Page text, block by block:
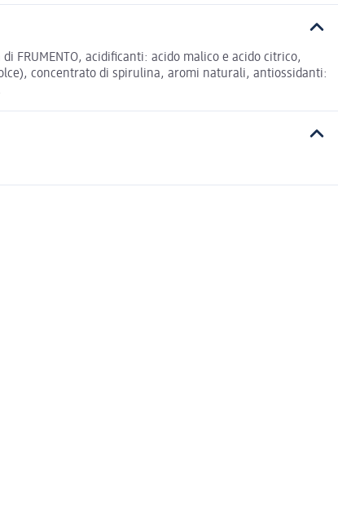
acidificanti: acido malico e acido citrico,
concentrato di spirulina, aromi naturali, antiossidanti: